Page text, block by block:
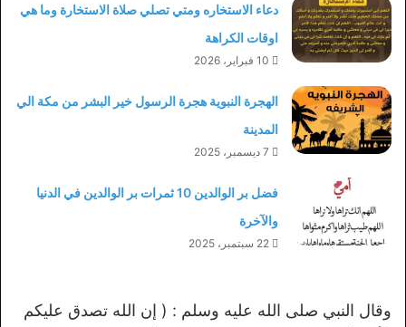
دعاء الاستخاره ومتي تصلي صلاة الاستخارة وما هي
اوقات الكراهة
10 فبراير، 2026
الهجرة النبوية هجرة الرسول خير البشر من مكة الي
المدينة
7 ديسمبر، 2025
فضل بر الوالدين 10 ثمرات بر الوالدين في الدنيا
والآخرة
22 سبتمبر، 2025
وقال النبي صلى الله عليه وسلم : ( إن الله تصدق عليكم